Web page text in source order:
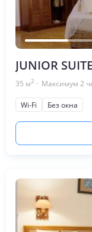
JUNIOR
35 м2 · Максимум 2
Wi-Fi Без окна